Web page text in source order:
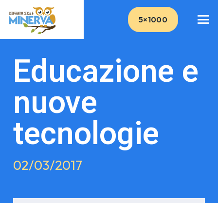
5×1000
Educazione e
nuove
tecnologie
02/03/2017